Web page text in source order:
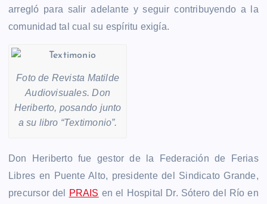
arregló para salir adelante y seguir contribuyendo a la
comunidad tal cual su espíritu exigía.
Foto de Revista Matilde
Audiovisuales. Don
Heriberto, posando junto
a su libro “Textimonio”.
Don Heriberto fue gestor de la Federación de Ferias
Libres en Puente Alto, presidente del Sindicato Grande,
precursor del
PRAIS en el Hospital Dr. Sótero del Río en